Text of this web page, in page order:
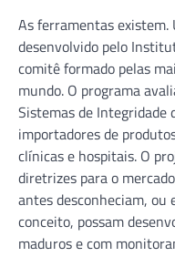
As ferramentas existem.
desenvolvido pelo
comitê formado pelas
mundo. O programa
Sistemas de
importadores de
clínicas e hospitais. O
diretrizes para o
antes desconheciam,
conceito, possam
maduros e com